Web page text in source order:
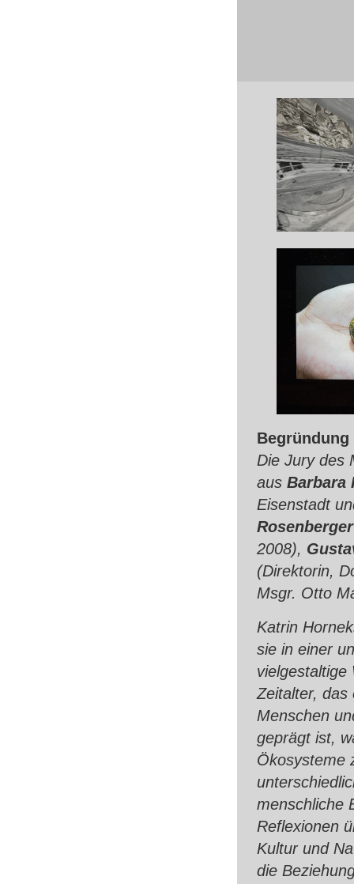
Die Jury des
aus Barbara
Eisenstadt
Rosenberger
2008),
(Direktorin,
Msgr. Otto
Katrin
sie in einer
vielgestaltige
Zeitalter, das
Menschen
geprägt ist,
Ökosysteme
menschliche
Reflexionen
Kultur und
die